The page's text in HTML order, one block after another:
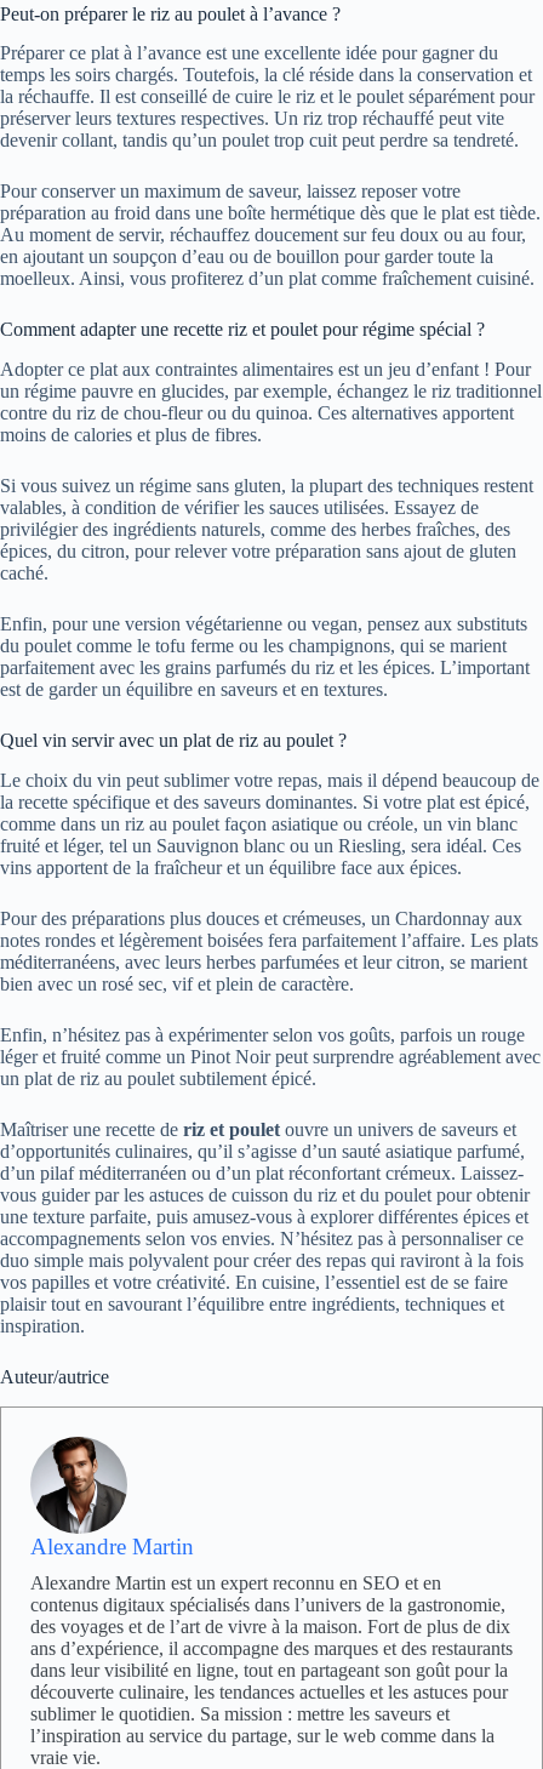
Peut-on préparer le riz au poulet à l’avance ?
Préparer ce plat à l’avance est une excellente idée pour gagner du
temps les soirs chargés. Toutefois, la clé réside dans la conservation et
la réchauffe. Il est conseillé de cuire le riz et le poulet séparément pour
préserver leurs textures respectives. Un riz trop réchauffé peut vite
devenir collant, tandis qu’un poulet trop cuit peut perdre sa tendreté.
Pour conserver un maximum de saveur, laissez reposer votre
préparation au froid dans une boîte hermétique dès que le plat est tiède.
Au moment de servir, réchauffez doucement sur feu doux ou au four,
en ajoutant un soupçon d’eau ou de bouillon pour garder toute la
moelleux. Ainsi, vous profiterez d’un plat comme fraîchement cuisiné.
Comment adapter une recette riz et poulet pour régime spécial ?
Adopter ce plat aux contraintes alimentaires est un jeu d’enfant ! Pour
un régime pauvre en glucides, par exemple, échangez le riz traditionnel
contre du riz de chou-fleur ou du quinoa. Ces alternatives apportent
moins de calories et plus de fibres.
Si vous suivez un régime sans gluten, la plupart des techniques restent
valables, à condition de vérifier les sauces utilisées. Essayez de
privilégier des ingrédients naturels, comme des herbes fraîches, des
épices, du citron, pour relever votre préparation sans ajout de gluten
caché.
Enfin, pour une version végétarienne ou vegan, pensez aux substituts
du poulet comme le tofu ferme ou les champignons, qui se marient
parfaitement avec les grains parfumés du riz et les épices. L’important
est de garder un équilibre en saveurs et en textures.
Quel vin servir avec un plat de riz au poulet ?
Le choix du vin peut sublimer votre repas, mais il dépend beaucoup de
la recette spécifique et des saveurs dominantes. Si votre plat est épicé,
comme dans un riz au poulet façon asiatique ou créole, un vin blanc
fruité et léger, tel un Sauvignon blanc ou un Riesling, sera idéal. Ces
vins apportent de la fraîcheur et un équilibre face aux épices.
Pour des préparations plus douces et crémeuses, un Chardonnay aux
notes rondes et légèrement boisées fera parfaitement l’affaire. Les plats
méditerranéens, avec leurs herbes parfumées et leur citron, se marient
bien avec un rosé sec, vif et plein de caractère.
Enfin, n’hésitez pas à expérimenter selon vos goûts, parfois un rouge
léger et fruité comme un Pinot Noir peut surprendre agréablement avec
un plat de riz au poulet subtilement épicé.
Maîtriser une recette de riz et poulet ouvre un univers de saveurs et
d’opportunités culinaires, qu’il s’agisse d’un sauté asiatique parfumé,
d’un pilaf méditerranéen ou d’un plat réconfortant crémeux. Laissez-
vous guider par les astuces de cuisson du riz et du poulet pour obtenir
une texture parfaite, puis amusez-vous à explorer différentes épices et
accompagnements selon vos envies. N’hésitez pas à personnaliser ce
duo simple mais polyvalent pour créer des repas qui raviront à la fois
vos papilles et votre créativité. En cuisine, l’essentiel est de se faire
plaisir tout en savourant l’équilibre entre ingrédients, techniques et
inspiration.
Auteur/autrice
Alexandre Martin
Alexandre Martin est un expert reconnu en SEO et en
contenus digitaux spécialisés dans l’univers de la gastronomie,
des voyages et de l’art de vivre à la maison. Fort de plus de dix
ans d’expérience, il accompagne des marques et des restaurants
dans leur visibilité en ligne, tout en partageant son goût pour la
découverte culinaire, les tendances actuelles et les astuces pour
sublimer le quotidien. Sa mission : mettre les saveurs et
l’inspiration au service du partage, sur le web comme dans la
vraie vie.